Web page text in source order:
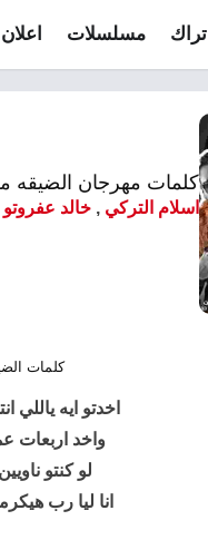
تراك مسلسلات اعلان
كلمات مهرجان الضيقه
اسلام التركي , خالد عفروتو
كلمات
اخدتو ايه ياللي
واخد اربعات
لو كنتو
انا ليا رب